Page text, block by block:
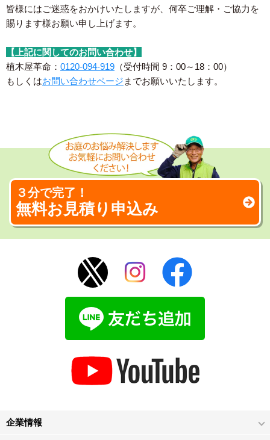
皆様にはご迷惑をおかけいたしますが、何卒ご理解・ご協力を
賜ります様お願い申し上げます。
【上記に関してのお問い合わせ】
植木屋革命： 0120-094-919 （受付時間 9：00～18：00）
もしくはお問い合わせページ までお願いいたします。
３分で完了！
無料お見積り申込み
企業情報